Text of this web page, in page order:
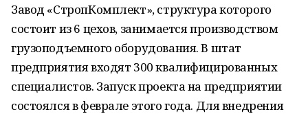
Завод «СтропКомплект», структура которого
состоит из 6 цехов, занимается производством
грузоподъемного оборудования. В штат
предприятия входят 300 квалифицированных
специалистов. Запуск проекта на предприятии
состоялся в феврале этого года. Для внедрения